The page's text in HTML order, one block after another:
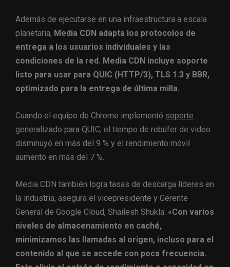
Además de ejecutarse en una infraestructura a escala
planetaria, Media CDN adapta los protocolos de
entrega a los usuarios individuales y las
condiciones de la red. Media CDN incluye soporte
listo para usar para QUIC (HTTP/3), TLS 1.3 y BBR,
optimizado para la entrega de última milla.
Cuando el equipo de Chrome implementó soporte
generalizado para QUIC, el tiempo de rebúfer de video
disminuyó en más del 9 % y el rendimiento móvil
aumentó en más del 7 %.
Media CDN también logra tasas de descarga líderes en
la industria, asegura el vicepresidente y Gerente
General de Google Cloud, Shailesh Shukla. «Con varios
niveles de almacenamiento en caché,
minimizamos las llamadas al origen, incluso para el
contenido al que se accede con poca frecuencia.